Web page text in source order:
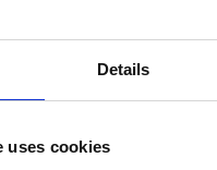
Details
uses cookies